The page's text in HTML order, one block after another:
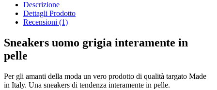
Descrizione
Dettagli Prodotto
Recensioni (1)
Sneakers uomo grigia interamente in
pelle
Per gli amanti della moda un vero prodotto di qualità targato Made
in Italy. Una sneakers di tendenza interamente in pelle.